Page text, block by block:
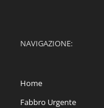
NAVIGAZIONE:
Home
Fabbro Urgente